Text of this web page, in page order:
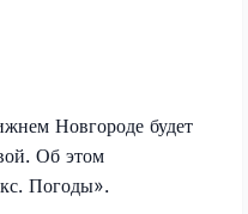
Новгороде будет
Об этом
Погоды».